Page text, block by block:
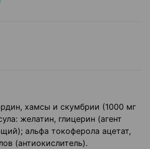
хамсы и скумбрии (1000 мг
желатин, глицерин (агент
альфа токоферола ацетат,
(антиокислитель).